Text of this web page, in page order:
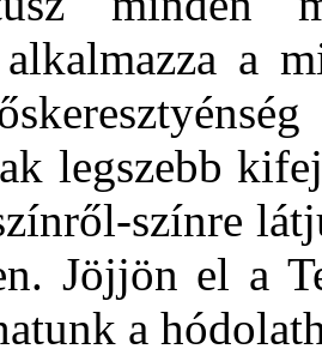
a
legszebb
színre
Jöjjön el a
a